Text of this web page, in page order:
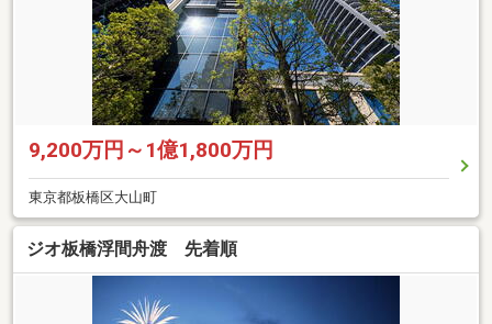
9,200万円～1億1,800万円
東京都板橋区大山町
ジオ板橋浮間舟渡 先着順